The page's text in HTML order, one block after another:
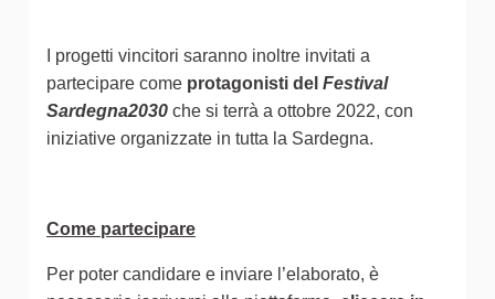
I progetti vincitori saranno inoltre invitati a
partecipare come protagonisti del Festival
Sardegna2030 che si terrà a ottobre 2022, con
iniziative organizzate in tutta la Sardegna.
Come partecipare
Per poter candidare e inviare l’elaborato, è